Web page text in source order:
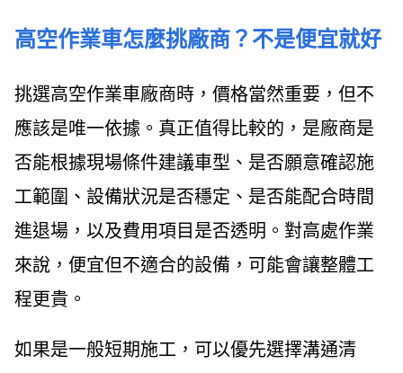
高空作業車怎麼挑廠商？不是便宜就好
挑選高空作業車廠商時，價格當然重要，但不
應該是唯一依據。真正值得比較的，是廠商是
否能根據現場條件建議車型、是否願意確認施
工範圍、設備狀況是否穩定、是否能配合時間
進退場，以及費用項目是否透明。對高處作業
來說，便宜但不適合的設備，可能會讓整體工
程更貴。
如果是一般短期施工，可以優先選擇溝通清